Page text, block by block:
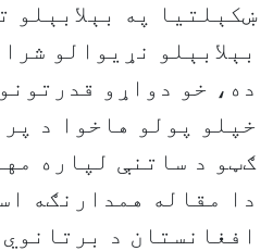
ښکېلتیا په بېلابېلو
بېلابېلو نړیوالو
ده، خو دواړو
خپلو پولو هاخوا د
ګټو د ساتنې لپاره
دا مقاله همدارنګه
افغانستان د